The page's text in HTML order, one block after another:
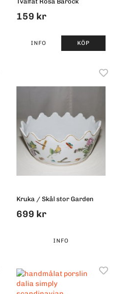
159 kr
INFO KÖP
Kruka / Skål stor Garden
699 kr
INFO